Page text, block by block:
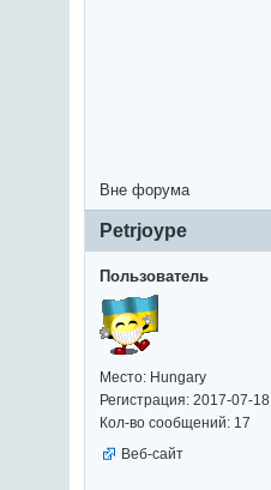
Вне форума
Petrjoype
Пользователь
Место: Hungary
Регистрация: 2017-07-18
Кол-во сообщений: 17
Веб-сайт